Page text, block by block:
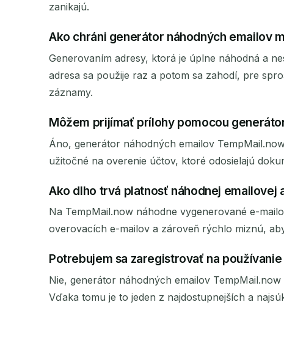
zanikajú.
Ako chráni generátor náhodných emailov
Generovaním adresy, ktorá je úplne náhodná a
adresa sa použije raz a potom sa zahodí, pre
záznamy.
Môžem prijímať prílohy pomocou
Áno, generátor náhodných emailov
užitočné na overenie účtov, ktoré odosielajú
Ako dlho trvá platnosť náhodnej emailovej
Na TempMail.now náhodne vygenerované e-
overovacích e-mailov a zároveň rýchlo miznú,
Potrebujem sa zaregistrovať na
Nie, generátor náhodných emailov
Vďaka tomu je to jeden z najdostupnejších a